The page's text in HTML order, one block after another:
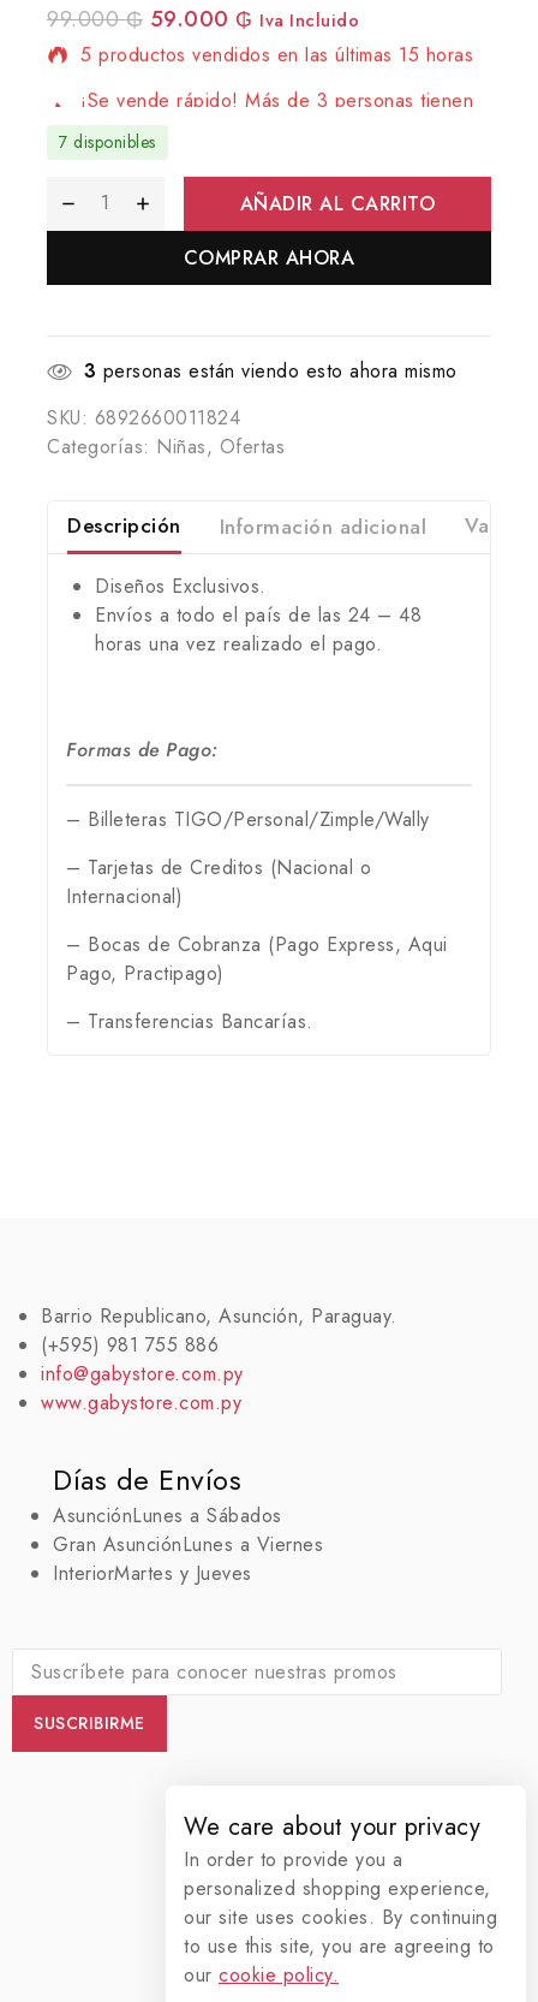
99.000₲ 59.000 ₲ Iva Incluido
5 productos vendidos en las últimas 15 horas
¡Se vende rápido! Más de 3 personas tienen
en su carrito
7 disponibles
AÑADIR AL CARRITO
COMPRAR AHORA
3 personas están viendo esto ahora mismo
SKU: 6892660011824
Categorías: Niñas, Ofertas
Descripción Información adicional
Diseños Exclusivos.
Envíos a todo el país de las 24 – 48
horas una vez realizado el pago.
Formas de Pago:
– Billeteras TIGO/Personal/Zimple/Wally
– Tarjetas de Creditos (Nacional o
Internacional)
– Bocas de Cobranza (Pago Express, Aqui
Pago, Practipago)
– Transferencias Bancarías.
Barrio Republicano, Asunción, Paraguay.
(+595) 981 755 886
info@gabystore.com.py
www.gabystore.com.py
Días de Envíos
AsunciónLunes a Sábados
Gran AsunciónLunes a Viernes
InteriorMartes y Jueves
We care about your privacy
In order to provide you a
personalized shopping experience,
our site uses cookies. By continuing
to use this site, you are agreeing to
our cookie policy.